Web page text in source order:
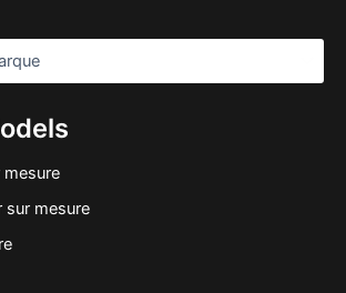
sur mesure